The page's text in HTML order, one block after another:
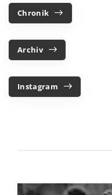
Chronik
Archiv
Instagram